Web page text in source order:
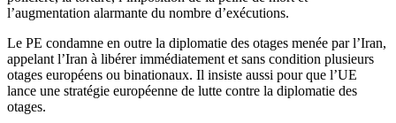
l’augmentation alarmante du nombre d’exécutions.
Le PE condamne en outre la diplomatie des otages menée par l’Iran,
appelant l’Iran à libérer immédiatement et sans condition plusieurs
otages européens ou binationaux. Il insiste aussi pour que l’UE
lance une stratégie européenne de lutte contre la diplomatie des
otages.